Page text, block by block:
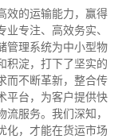
效的运输能力，赢得
业专注、高效务实、
管理系统为中小型物
积淀，打下了坚实的
而不断革新，整合传
平台，为客户提供快
服务。 我们深知，
化，才能在货运市场